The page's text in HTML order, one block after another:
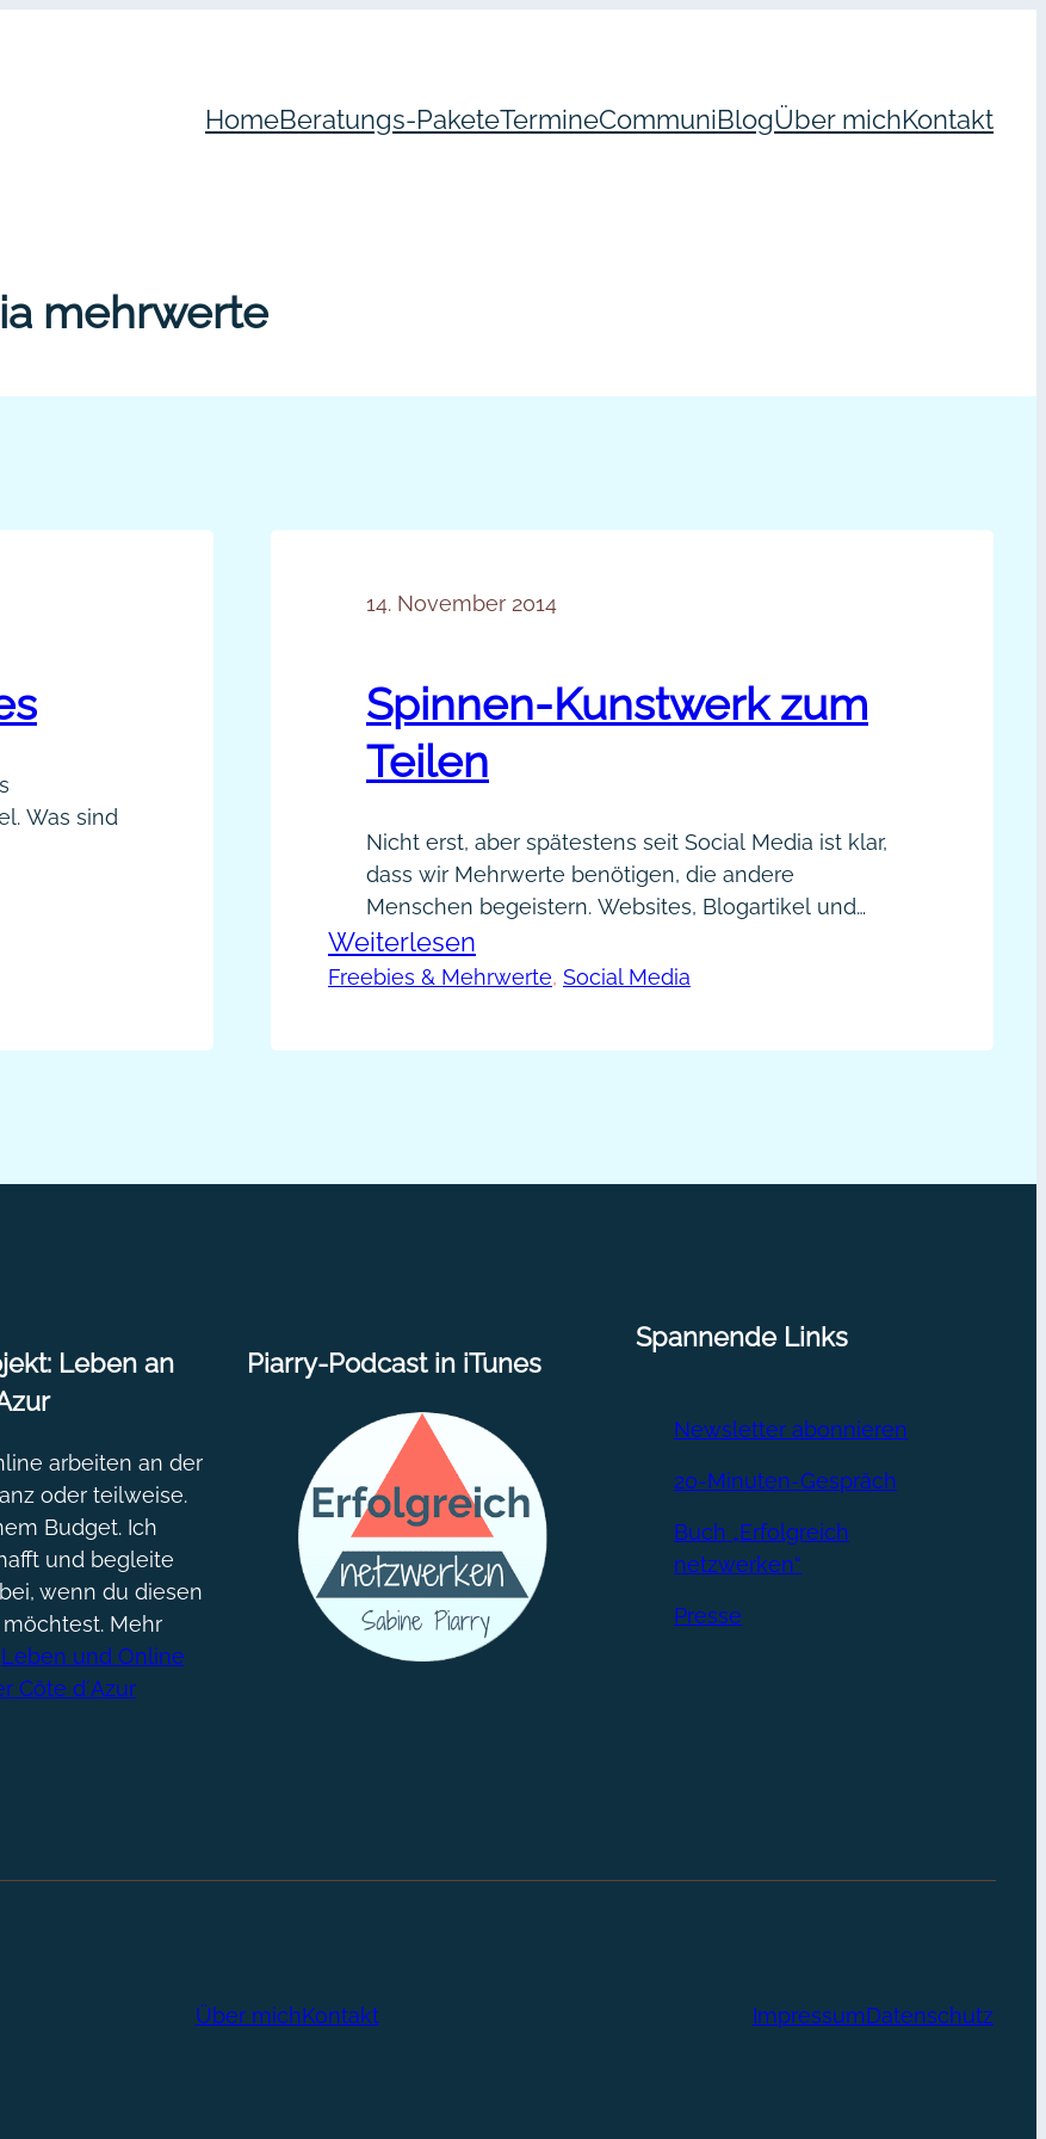
HomeBeratungs-PaketeTermineCommuniBlogÜber michKontakt
mehrwerte
Was sind
sind
14. November 2014
Spinnen-Kunstwerk zum
Teilen
Nicht erst, aber spätestens seit Social Media ist klar,
dass wir Mehrwerte benötigen, die andere
Menschen begeistern. Websites, Blogartikel und
Links mit hohem Nutzen werden in Facebook & Co.
gerne gelikt, kommentiert und geteilt. Bei Pinterest
Weiterlesen
Spinnen-
zum
Freebies & Mehrwerte, Social Media
Leben an
arbeiten an der
oder teilweise.
Budget. Ich
und begleite
wenn du diesen
Mehr
Leben und Online
Côte d´Azur
Piarry-Podcast in iTunes
Spannende Links
Newsletter abonnieren
20-Minuten-Gespräch
Buch „Erfolgreich
netzwerken“
Presse
Über michKontakt ImpressumDatenschutz